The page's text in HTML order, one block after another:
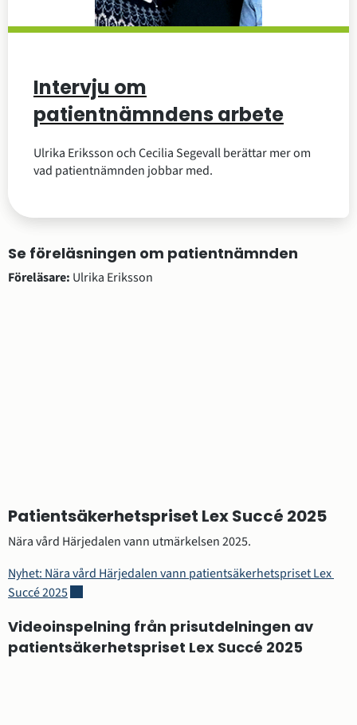
Intervju om
patientnämndens arbete
Ulrika Eriksson och Cecilia Segevall berättar mer om
vad patientnämnden jobbar med.
Se föreläsningen om patientnämnden
Föreläsare: Ulrika Eriksson
Patientsäkerhetspriset Lex Succé 2025
Nära vård Härjedalen vann utmärkelsen 2025.
Nyhet: Nära vård Härjedalen vann patientsäkerhetspriset Lex
Succé 2025Länk till annan webbplats.
Videoinspelning från prisutdelningen av
patientsäkerhetspriset Lex Succé 2025